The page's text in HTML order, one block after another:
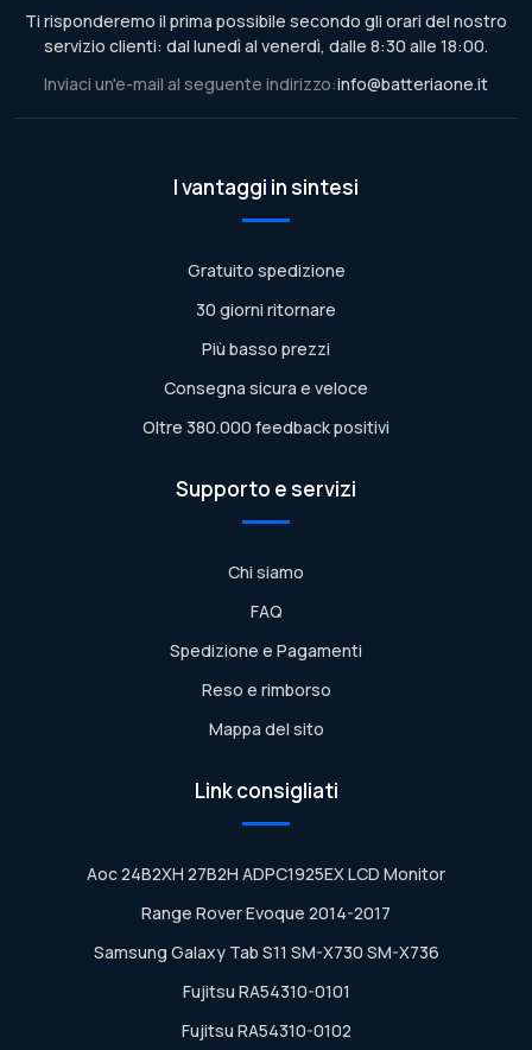
Ti risponderemo il prima possibile secondo gli orari del nostro
servizio clienti: dal lunedì al venerdì, dalle 8:30 alle 18:00.
Inviaci un'e-mail al seguente indirizzo:info@batteriaone.it
I vantaggi in sintesi
Gratuito spedizione
30 giorni ritornare
Più basso prezzi
Consegna sicura e veloce
Oltre 380.000 feedback positivi
Supporto e servizi
Chi siamo
FAQ
Spedizione e Pagamenti
Reso e rimborso
Mappa del sito
Link consigliati
Aoc 24B2XH 27B2H ADPC1925EX LCD Monitor
Range Rover Evoque 2014-2017
Samsung Galaxy Tab S11 SM-X730 SM-X736
Fujitsu RA54310-0101
Fujitsu RA54310-0102